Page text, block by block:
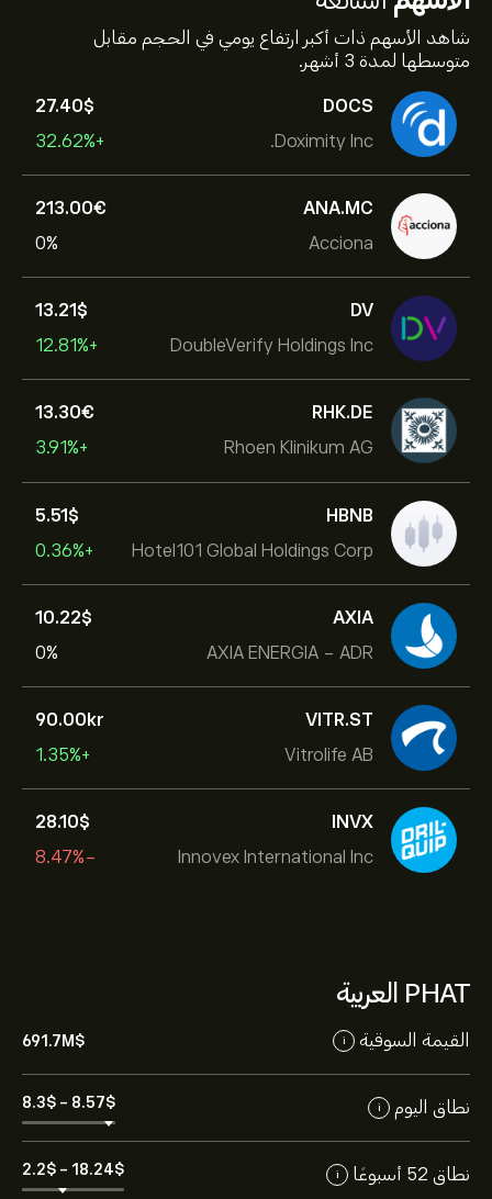
شاهد الأسهم ذات أكبر ارتفاع يومي في الحجم مقابل
متوسطها لمدة 3 أشهر.
DOCS
Doximity Inc.
27.40‎$‎
+32.62%
ANA.MC
Acciona
213.00‎€‎
0%
DV
DoubleVerify Holdings Inc
13.21‎$‎
+12.81%
RHK.DE
Rhoen Klinikum AG
13.30‎€‎
+3.91%
HBNB
Hotel101 Global Holdings Corp
5.51‎$‎
+0.36%
AXIA
AXIA ENERGIA - ADR
10.22‎$‎
0%
VITR.ST
Vitrolife AB
90.00‎kr‎
+1.35%
INVX
Innovex International Inc
28.10‎$‎
-8.47%
PHAT العربية
القيمة السوقية i
691.7M‎$‎
نطاق اليوم i
8.3‎$‎ - 8.57‎$‎
نطاق 52 أسبوعًا i
2.2‎$‎ - 18.24‎$‎